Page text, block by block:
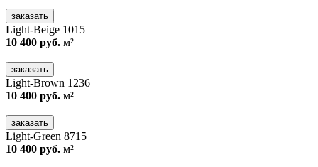
заказать
Light-Beige 1015
10 400 руб. м²
заказать
Light-Brown 1236
10 400 руб. м²
заказать
Light-Green 8715
10 400 руб. м²